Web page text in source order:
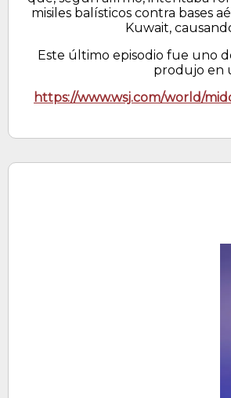
misiles balísticos contra bases
Kuwait,
Este último episodio fue uno
produjo en
https://www.wsj.com/world/